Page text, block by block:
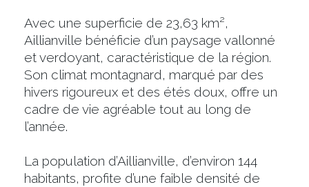
Avec une superficie de 23,63 km²,
Aillianville bénéficie d’un paysage vallonné
et verdoyant, caractéristique de la région.
Son climat montagnard, marqué par des
hivers rigoureux et des étés doux, offre un
cadre de vie agréable tout au long de
l’année.
La population d’Aillianville, d’environ 144
habitants, profite d’une faible densité de